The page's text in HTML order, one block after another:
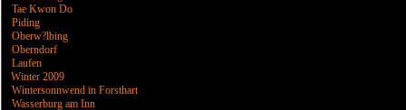
Tae Kwon Do
Piding
Oberw?lbing
Oberndorf
Laufen
Winter 2009
Wintersonnwend in Forsthart
Wasserburg am Inn